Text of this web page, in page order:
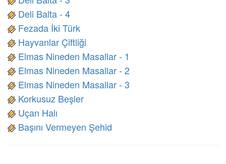
Deli Balta - 4
Fezada İki Türk
Hayvanlar Çiftliği
Elmas Nineden Masallar - 1
Elmas Nineden Masallar - 2
Elmas Nineden Masallar - 3
Korkusuz Beşler
Uçan Halı
Başını Vermeyen Şehid